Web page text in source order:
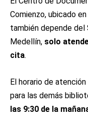
Comienzo, ubicado
también depende
Medellín, solo
cita.
El horario de
para las demás
las 9:30 de la